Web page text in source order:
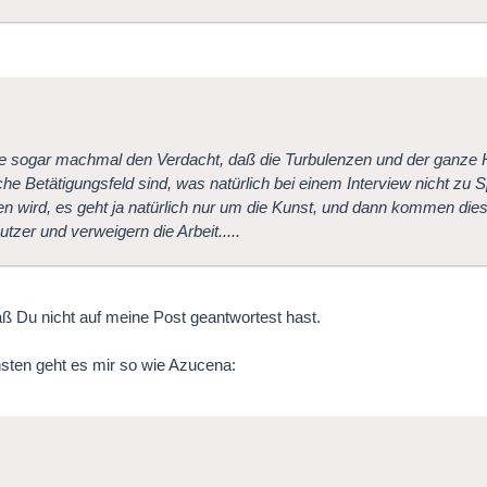
sogar machmal den Verdacht, daß die Turbulenzen und der
Betätigungsfeld sind, was natürlich bei einem Interview nicht zu
wird, es geht ja natürlich nur um die Kunst, und dann kommen
und verweigern die Arbeit.....
Du nicht auf meine Post geantwortest hast.
geht es mir so wie Azucena: